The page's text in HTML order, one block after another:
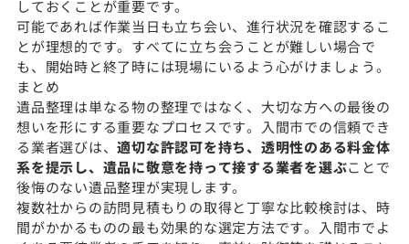
しておくことが重要です。
可能であれば作業当日も立ち会い、進行状況を確認するこ
とが理想的です。すべてに立ち会うことが難しい場合で
も、開始時と終了時には現場にいるよう心がけましょう。
まとめ
遺品整理は単なる物の整理ではなく、大切な方への最後の
想いを形にする重要なプロセスです。入間市での信頼でき
る業者選びは、適切な許認可を持ち、透明性のある料金体
系を提示し、遺品に敬意を持って接する業者を選ぶことで
後悔のない遺品整理が実現します。
複数社からの訪問見積もりの取得と丁寧な比較検討は、時
間がかかるものの最も効果的な選定方法です。入間市でよ